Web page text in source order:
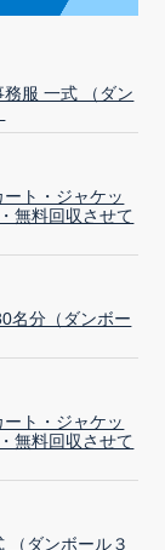
服 一式 （ダン
ト・ジャケッ
無料回収させて
名分（ダンボー
ト・ジャケッ
無料回収させて
（ダンボール３